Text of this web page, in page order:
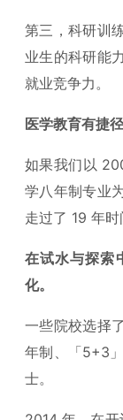
第三，科研训
业生的科研能
就业竞争力。
医学教育有捷
如果我们以
学八年制专业
走过了 19 年时
在试水与探索
化。
一些院校选择
年制、「5+3
士。